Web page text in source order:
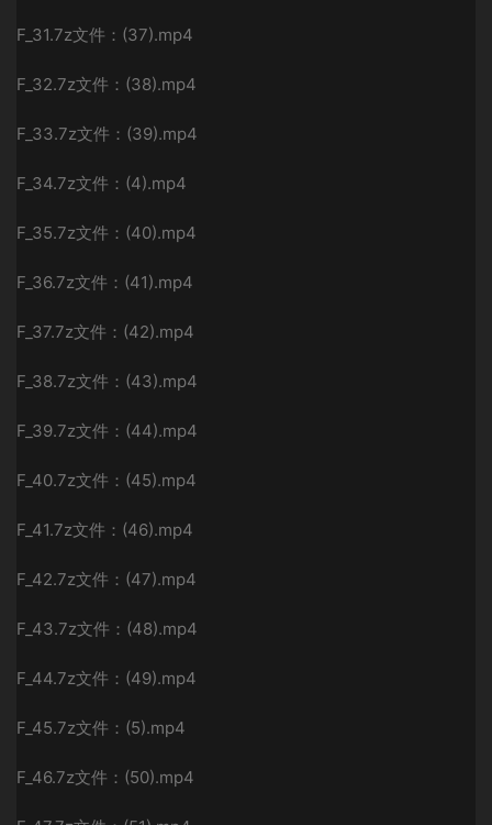
F_31.7z文件：(37).mp4
F_32.7z文件：(38).mp4
F_33.7z文件：(39).mp4
F_34.7z文件：(4).mp4
F_35.7z文件：(40).mp4
F_36.7z文件：(41).mp4
F_37.7z文件：(42).mp4
F_38.7z文件：(43).mp4
F_39.7z文件：(44).mp4
F_40.7z文件：(45).mp4
F_41.7z文件：(46).mp4
F_42.7z文件：(47).mp4
F_43.7z文件：(48).mp4
F_44.7z文件：(49).mp4
F_45.7z文件：(5).mp4
F_46.7z文件：(50).mp4